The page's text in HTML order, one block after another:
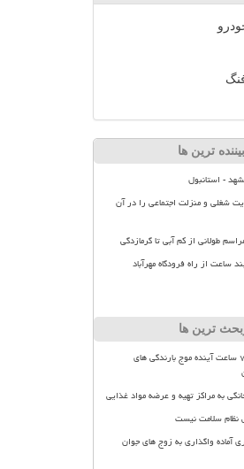
ترین ها
- استانبول
شغلی و منزلت اجتماعی را در آن
طولانی از کم آبی تا گرمازدگی
ساعت از راه فرودگاه مهرآباد
ترین ها
وضعیت جوی کشور در ۷۲ ساعت آینده موج بارندگی های
به مراکز تهیه و عرضه مواد غذایی
نظام سلامت نیست
آماده واگذاری به زوج های جوان